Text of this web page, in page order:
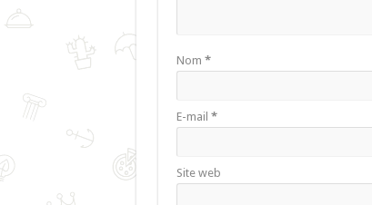
Nom *
E-mail *
Site web